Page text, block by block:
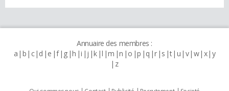
Annuaire des membres :
a b c d e f g h i j k l m n o p q r s t u v w x y
z